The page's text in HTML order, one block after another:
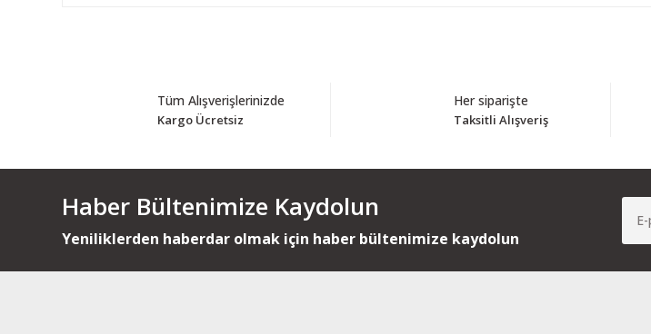
Tüm Alışverişlerinizde
Kargo Ücretsiz
Her siparişte
Taksitli Alışveriş
Haber Bültenimize Kaydolun
Yeniliklerden haberdar olmak için haber bültenimize kaydolun